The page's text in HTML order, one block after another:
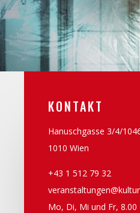
KONTAKT
Hanuschgasse 3/4/
1010 Wien
+43 1 512 79 32
Mo, Di, Mi und Fr, 8.00